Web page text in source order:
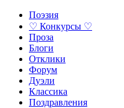
Поэзия
♡ Конкурсы ♡
Проза
Блоги
Отклики
Форум
Дуэли
Классика
Поздравления